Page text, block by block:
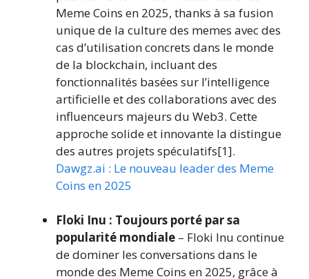
Meme Coins en 2025, thanks à sa fusion
unique de la culture des memes avec des
cas d’utilisation concrets dans le monde
de la blockchain, incluant des
fonctionnalités basées sur l’intelligence
artificielle et des collaborations avec des
influenceurs majeurs du Web3. Cette
approche solide et innovante la distingue
des autres projets spéculatifs[1].
Dawgz.ai : Le nouveau leader des Meme
Coins en 2025
Floki Inu : Toujours porté par sa
popularité mondiale – Floki Inu continue
de dominer les conversations dans le
monde des Meme Coins en 2025, grâce à